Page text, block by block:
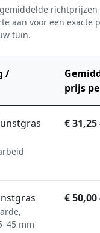
richtprijzen
aan voor een exacte
tuin.
/
prijs
€ 31,25
mm
€ 50,00